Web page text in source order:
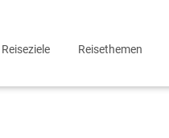
Reiseziele Reisethemen